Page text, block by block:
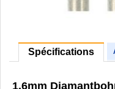
Spécifications
1.6mm